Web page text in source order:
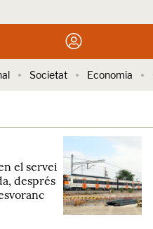
Societat Economia
el servei
després